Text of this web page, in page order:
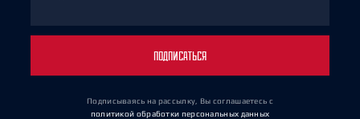
ПОДПИСАТЬСЯ
Подписываясь на рассылку, Вы соглашаетесь с
политикой обработки персональных данных